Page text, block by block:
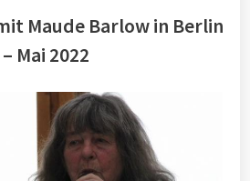
Maude Barlow in Berlin
– Mai 2022